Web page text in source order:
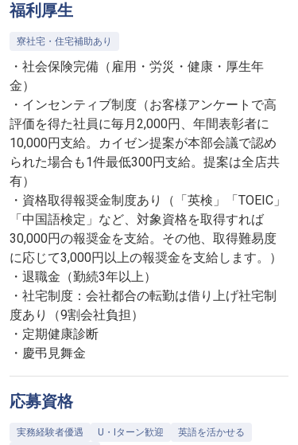
福利厚生
寮社宅・住宅補助あり
・社会保険完備（雇用・労災・健康・厚生年
金）
・インセンティブ制度（お客様アンケートで高
評価を得た社員に毎月2,000円、年間表彰者に
10,000円支給。カイゼン提案が本部会議で認め
られた場合も1件最低300円支給。提案は全店共
有）
・資格取得報奨金制度あり（「英検」「TOEIC」
「中国語検定」など、対象資格を取得すれば
30,000円の報奨金を支給。その他、取得難易度
に応じて3,000円以上の報奨金を支給します。）
・退職金（勤続3年以上）
・社宅制度：会社都合の転勤は借り上げ社宅制
度あり（9割会社負担）
・定期健康診断
・慶弔見舞金
応募資格
実務経験者優遇 U・Iターン歓迎
英語を活かせる